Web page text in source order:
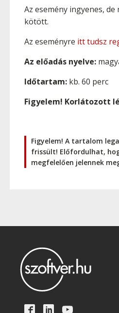
Az esemény ingyenes,
kötött.
Az eseményre itt tudsz
Az előadás nyelve:
Időtartam: kb. 60 perc
Figyelem! Korlátozott
Figyelem! A tartalom
frissült! Előfordulhat,
megfelelően jelennek